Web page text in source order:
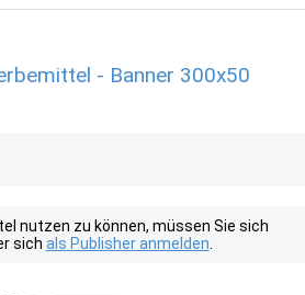
- Banner 300x50
nutzen zu können, müssen Sie sich
sich als Publisher anmelden